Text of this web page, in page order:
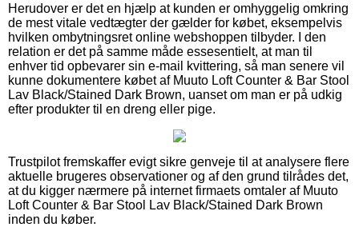
Herudover er det en hjælp at kunden er omhyggelig omkring
de mest vitale vedtægter der gælder for købet, eksempelvis
hvilken ombytningsret online webshoppen tilbyder. I den
relation er det på samme måde essesentielt, at man til
enhver tid opbevarer sin e-mail kvittering, så man senere vil
kunne dokumentere købet af Muuto Loft Counter & Bar Stool
Lav Black/Stained Dark Brown, uanset om man er på udkig
efter produkter til en dreng eller pige.
Trustpilot fremskaffer evigt sikre genveje til at analysere flere
aktuelle brugeres observationer og af den grund tilrådes det,
at du kigger nærmere på internet firmaets omtaler af Muuto
Loft Counter & Bar Stool Lav Black/Stained Dark Brown
inden du køber.